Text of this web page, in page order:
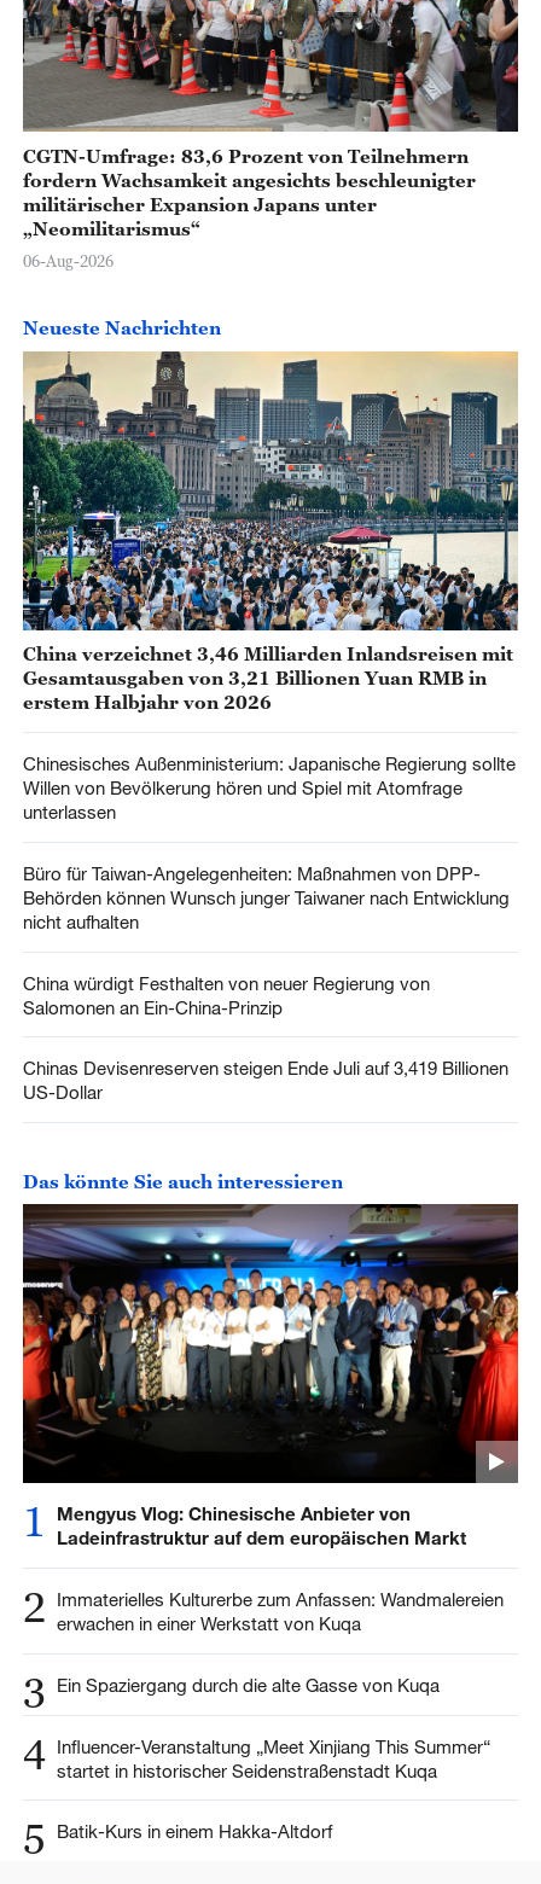
CGTN-Umfrage: 83,6 Prozent von Teilnehmern
fordern Wachsamkeit angesichts beschleunigter
militärischer Expansion Japans unter
„Neomilitarismus“
06-Aug-2026
Neueste Nachrichten
China verzeichnet 3,46 Milliarden Inlandsreisen mit
Gesamtausgaben von 3,21 Billionen Yuan RMB in
erstem Halbjahr von 2026
Chinesisches Außenministerium: Japanische Regierung sollte
Willen von Bevölkerung hören und Spiel mit Atomfrage
unterlassen
Büro für Taiwan-Angelegenheiten: Maßnahmen von DPP-
Behörden können Wunsch junger Taiwaner nach Entwicklung
nicht aufhalten
China würdigt Festhalten von neuer Regierung von
Salomonen an Ein-China-Prinzip
Chinas Devisenreserven steigen Ende Juli auf 3,419 Billionen
US-Dollar
Das könnte Sie auch interessieren
1
Mengyus Vlog: Chinesische Anbieter von
Ladeinfrastruktur auf dem europäischen Markt
2
Immaterielles Kulturerbe zum Anfassen: Wandmalereien
erwachen in einer Werkstatt von Kuqa
3 Ein Spaziergang durch die alte Gasse von Kuqa
4 Influencer-Veranstaltung „Meet Xinjiang This Summer“
startet in historischer Seidenstraßenstadt Kuqa
5 Batik-Kurs in einem Hakka-Altdorf